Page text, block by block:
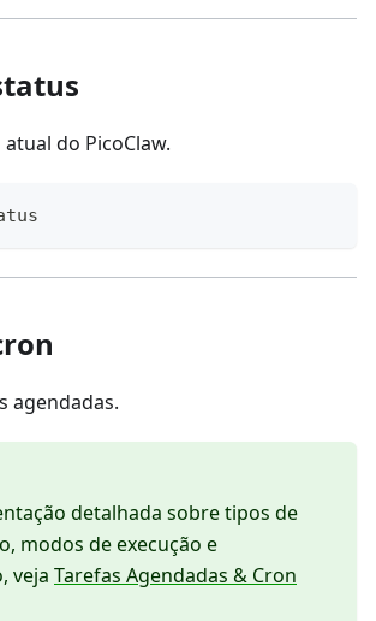
do PicoClaw.
agendadas.
detalhada sobre tipos de
modos de execução e
veja Tarefas Agendadas & Cron